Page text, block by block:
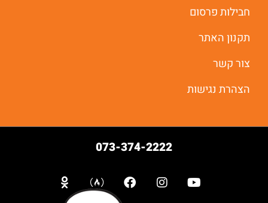
חבילות פרסום
תקנון האתר
צור קשר
הצהרת נגישות
073-374-2222